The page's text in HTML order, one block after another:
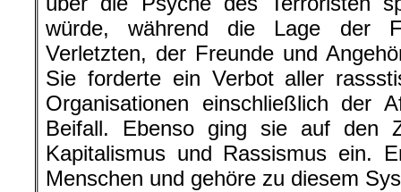
würde, während die Lage der
Verletzten, der Freunde und
Sie forderte ein Verbot aller
Organisationen einschließlich der
Beifall. Ebenso ging sie auf den
Kapitalismus und Rassismus ein.
Menschen und gehöre zu diesem